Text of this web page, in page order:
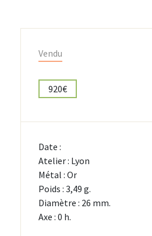
Vendu
920€
Date :
Atelier : Lyon
Métal : Or
Poids : 3,49 g.
Diamètre : 26 mm.
Axe : 0 h.